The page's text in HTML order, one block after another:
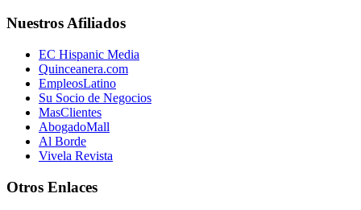
Nuestros Afiliados
EC Hispanic Media
Quinceanera.com
EmpleosLatino
Su Socio de Negocios
MasClientes
AbogadoMall
Al Borde
Vivela Revista
Otros Enlaces